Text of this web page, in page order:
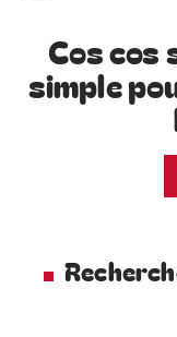
Cos cos
simple